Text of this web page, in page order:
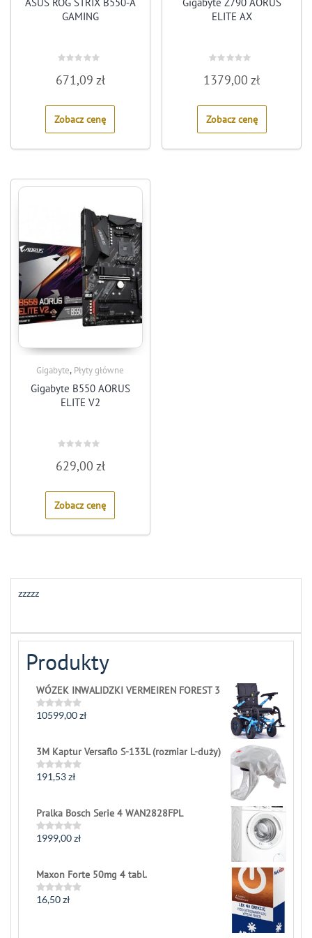
GAMING
0
out
5
671,09 zł
Zobacz cenę
ELITE AX
0
out
5
1379,00zł
Zobacz cenę
Gigabyte, Płyty główne
Gigabyte B550 AORUS
ELITE V2
0
out
5
629,00 zł
Zobacz cenę
zzzzz
Produkty
WÓZEK INWALIDZKI VERMEIREN FOREST 3
Rated
of
5
10599,00zł
3M Kaptur Versaflo S-133L (rozmiar L-duży)
Rated
of
5
191,53zł
Pralka Bosch Serie 4 WAN2828FPL
Rated
of
5
1999,00zł
Maxon Forte 50mg 4 tabl.
Rated
16,50zł